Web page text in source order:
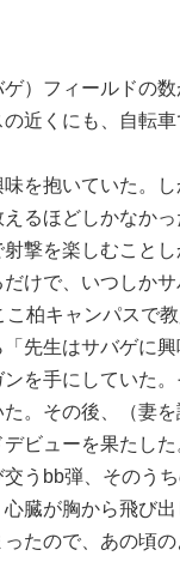
）フィールドの
近くにも、自転
を抱いていた。
るほどしかなか
撃を楽しむこと
けで、いつしか
柏キャンパスで
先生はサバゲに
を手にしていた
。その後、（妻
ビューを果たし
うbb弾、そのう
臓が胸から飛び
たので、あの頃